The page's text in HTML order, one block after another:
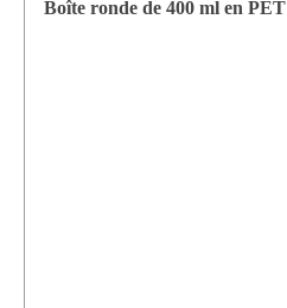
Boîte ronde de 400 ml en PET